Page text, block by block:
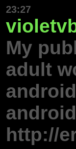
23:27
My
adult
http://